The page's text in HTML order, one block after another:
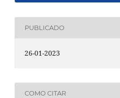
PUBLICADO
26-01-2023
COMO CITAR